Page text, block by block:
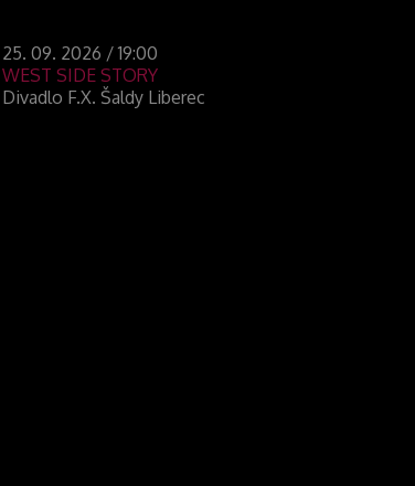
25. 09. 2026 / 19:00
WEST SIDE STORY
Divadlo F.X. Šaldy Liberec